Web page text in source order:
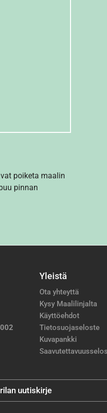
poiketa maalin
pinnan
Yleistä
Ota yhteyttä
Kysy Maalilinjalta
Käyttöehdot
Tietosuojaseloste
Kuvapankki
uutiskirje